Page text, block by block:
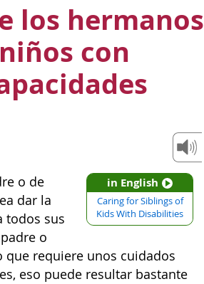
los hermanos
con
in English
Caring for Siblings of
Kids With Disabilities
o de
dar la
todos sus
o
que requiere unos cuidados
eso puede resultar bastante